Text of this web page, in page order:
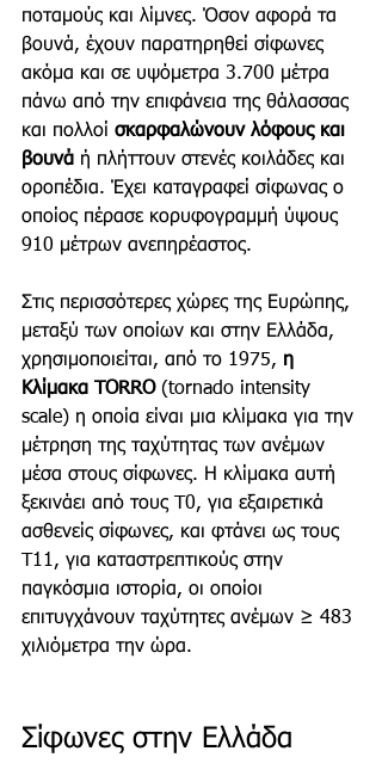
ποταμούς και λίμνες. Όσον αφορά τα
βουνά, έχουν παρατηρηθεί σίφωνες
ακόμα και σε υψόμετρα 3.700 μέτρα
πάνω από την επιφάνεια της θάλασσας
και πολλοί σκαρφαλώνουν λόφους και
βουνά ή πλήττουν στενές κοιλάδες και
οροπέδια. Έχει καταγραφεί σίφωνας ο
οποίος πέρασε κορυφογραμμή ύψους
910 μέτρων ανεπηρέαστος.
Στις περισσότερες χώρες της Ευρώπης,
μεταξύ των οποίων και στην Ελλάδα,
χρησιμοποιείται, από το 1975, η
Κλίμακα TORRO (tornado intensity
scale) η οποία είναι μια κλίμακα για την
μέτρηση της ταχύτητας των ανέμων
μέσα στους σίφωνες. Η κλίμακα αυτή
ξεκινάει από τους T0, για εξαιρετικά
ασθενείς σίφωνες, και φτάνει ως τους
T11, για καταστρεπτικούς στην
παγκόσμια ιστορία, οι οποίοι
επιτυγχάνουν ταχύτητες ανέμων ≥ 483
χιλιόμετρα την ώρα.
Σίφωνες στην Ελλάδα